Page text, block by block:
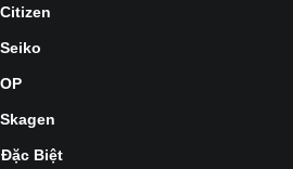
Citizen
Seiko
OP
Skagen
Biệt